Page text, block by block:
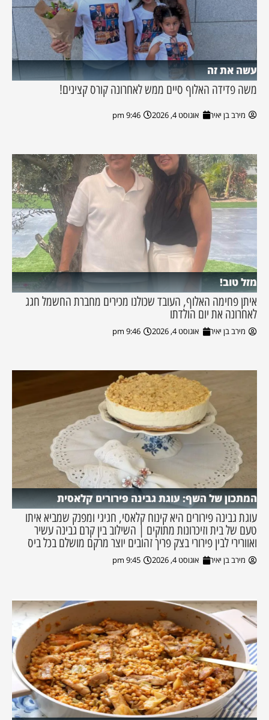
עשה את זה
משה פדידה האלוף סיים ממש לאחרונה קורס קצינים!
מירב בן יאיר אוגוסט 4, 2026 9:46 pm
מזל טוב!
איתן פחימה האלוף, העובד שכולנו מכירים מחברת החשמל חגג
לאחרונה את יום הולדתו
מירב בן יאיר אוגוסט 4, 2026 9:46 pm
המתכון של השף: עוגת גבינה פירורים קלאסית
עוגת גבינה פירורים היא קינוח קלאסי, חגיגי ומפנק שמביא איתו
טעם של בית וזיכרונות מתוקים | השילוב בין קרם גבינה עשיר
ואוורירי לבין פירורי בצק פריך זהובים יוצר מרקם מושלם בכל ביס
מירב בן יאיר אוגוסט 4, 2026 9:45 pm